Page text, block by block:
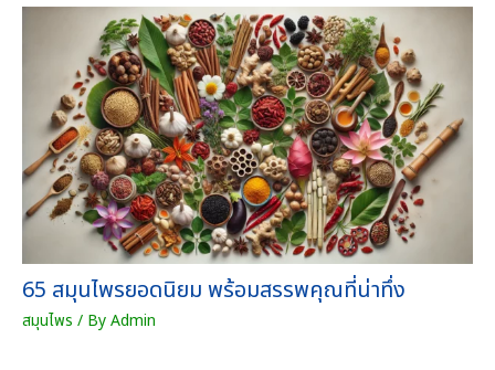
o
u
g
h
7
2
0
.
0
0
บ
า
ท
า
คุ
ณ
ม
ฤ
65 สมุนไพรยอดนิยม พร้อมสรรพคุณที่น่าทึ่ง
สมุนไพร / ByAdmin